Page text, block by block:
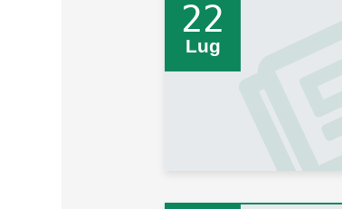
22
Lug